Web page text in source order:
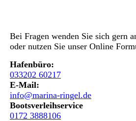
Bei Fragen wenden Sie sich gern
oder nutzen Sie unser Online
Hafenbüro:
033202 60217
E-Mail:
info@marina-ringel.de
Bootsverleihservice
0172 3888106